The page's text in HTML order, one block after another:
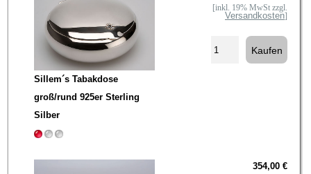
Sillem´s Tabakdose
groß/rund 925er Sterling
Silber
[inkl. 19% MwSt zzgl.
Versandkosten]
354,00 €